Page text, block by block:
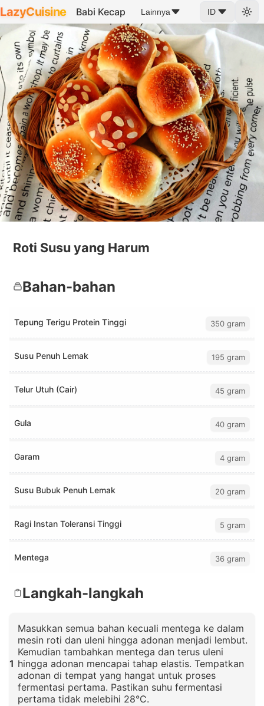
LazyCuisine Babi Kecap Lainnya ID
Roti Susu yang Harum
Bahan-bahan
Tepung Terigu Protein Tinggi 350 gram
Susu Penuh Lemak 195 gram
Telur Utuh (Cair) 45 gram
Gula 40 gram
Garam 4 gram
Susu Bubuk Penuh Lemak 20 gram
Ragi Instan Toleransi Tinggi 5 gram
Mentega 36 gram
Langkah-langkah
1
Masukkan semua bahan kecuali mentega ke dalam
mesin roti dan uleni hingga adonan menjadi lembut.
Kemudian tambahkan mentega dan terus uleni
hingga adonan mencapai tahap elastis. Tempatkan
adonan di tempat yang hangat untuk proses
fermentasi pertama. Pastikan suhu fermentasi
pertama tidak melebihi 28°C.